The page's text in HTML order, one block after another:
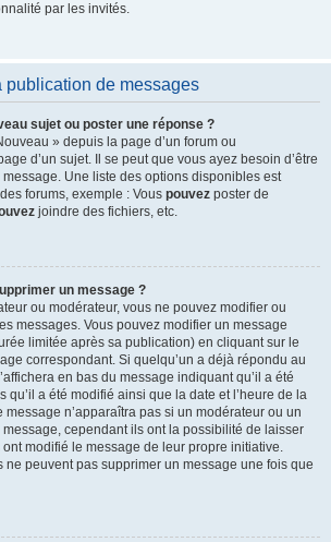
par les invités.
publication de messages
sujet ou poster une réponse ?
» depuis la page d’un forum ou
d’un sujet. Il se peut que vous ayez besoin d’être
Une liste des options disponibles est
forums, exemple : Vous pouvez poster de
joindre des fichiers, etc.
un message ?
ou modérateur, vous ne pouvez modifier ou
messages. Vous pouvez modifier un message
limitée après sa publication) en cliquant sur le
correspondant. Si quelqu’un a déjà répondu au
en bas du message indiquant qu’il a été
qu’il a été modifié ainsi que la date et l’heure de la
n’apparaîtra pas si un modérateur ou un
cependant ils ont la possibilité de laisser
modifié le message de leur propre initiative.
ne peuvent pas supprimer un message une fois que